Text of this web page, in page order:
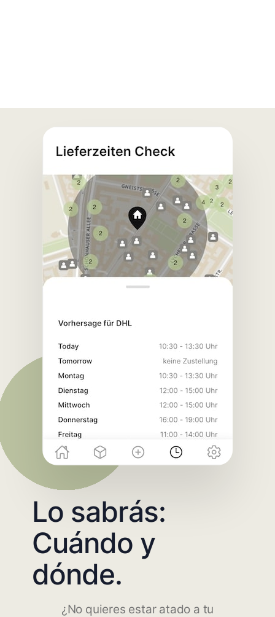
Lo sabrás:
Cuándo y
dónde.
¿No quieres estar atado a tu